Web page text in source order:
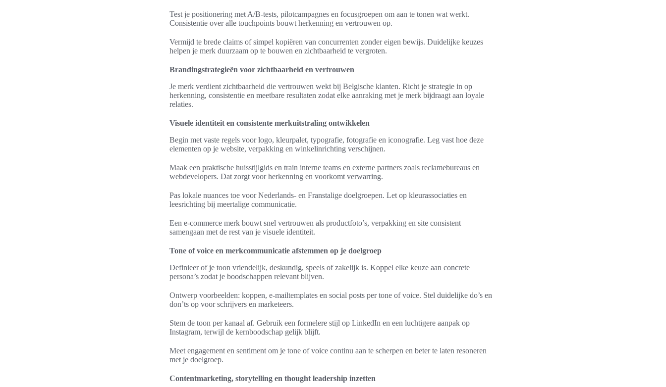
Test je positionering met A/B-tests, pilotcampagnes en focusgroepen om aan te tonen wat werkt.
Consistentie over alle touchpoints bouwt herkenning en vertrouwen op.
Vermijd te brede claims of simpel kopiëren van concurrenten zonder eigen bewijs. Duidelijke keuzes
helpen je merk duurzaam op te bouwen en zichtbaarheid te vergroten.
Brandingstrategieën voor zichtbaarheid en vertrouwen
Je merk verdient zichtbaarheid die vertrouwen wekt bij Belgische klanten. Richt je strategie in op
herkenning, consistentie en meetbare resultaten zodat elke aanraking met je merk bijdraagt aan loyale
relaties.
Visuele identiteit en consistente merkuitstraling ontwikkelen
Begin met vaste regels voor logo, kleurpalet, typografie, fotografie en iconografie. Leg vast hoe deze
elementen op je website, verpakking en winkelinrichting verschijnen.
Maak een praktische huisstijlgids en train interne teams en externe partners zoals reclamebureaus en
webdevelopers. Dat zorgt voor herkenning en voorkomt verwarring.
Pas lokale nuances toe voor Nederlands- en Franstalige doelgroepen. Let op kleurassociaties en
leesrichting bij meertalige communicatie.
Een e-commerce merk bouwt snel vertrouwen als productfoto’s, verpakking en site consistent
samengaan met de rest van je visuele identiteit.
Tone of voice en merkcommunicatie afstemmen op je doelgroep
Definieer of je toon vriendelijk, deskundig, speels of zakelijk is. Koppel elke keuze aan concrete
persona’s zodat je boodschappen relevant blijven.
Ontwerp voorbeelden: koppen, e-mailtemplates en social posts per tone of voice. Stel duidelijke do’s en
don’ts op voor schrijvers en marketeers.
Stem de toon per kanaal af. Gebruik een formelere stijl op LinkedIn en een luchtigere aanpak op
Instagram, terwijl de kernboodschap gelijk blijft.
Meet engagement en sentiment om je tone of voice continu aan te scherpen en beter te laten resoneren
met je doelgroep.
Contentmarketing, storytelling en thought leadership inzetten